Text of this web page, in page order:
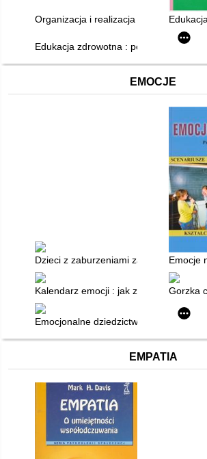
Organizacja i realizacja edukacji
Edukacja zdrowotna : podręcznik
EMOCJE
Dzieci z zaburzeniami zachowania,Emocje
Kalendarz emocji : jak zrozumiećGorzka
Emocjonalne dziedzictwo : terapeutka,
EMPATIA